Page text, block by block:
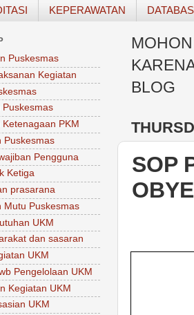
KEPERAWATAN
BLOG
SOP
Puskesmas
Kegiatan
Puskesmas
PKM
Puskesmas
Pengguna
Ketiga
prasarana
Mutu Puskesmas
UKM
dan sasaran
UKM
Pengelolaan UKM
Kegiatan UKM
UKM